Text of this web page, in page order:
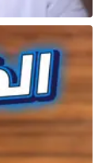
“العواصف
تخيل صخورًا
فوضى مدمرة.